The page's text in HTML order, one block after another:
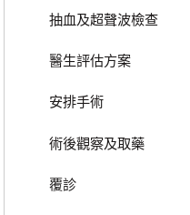
抽血及超聲波檢查
醫生評估方案
安排手術
術後觀察及取藥
覆診